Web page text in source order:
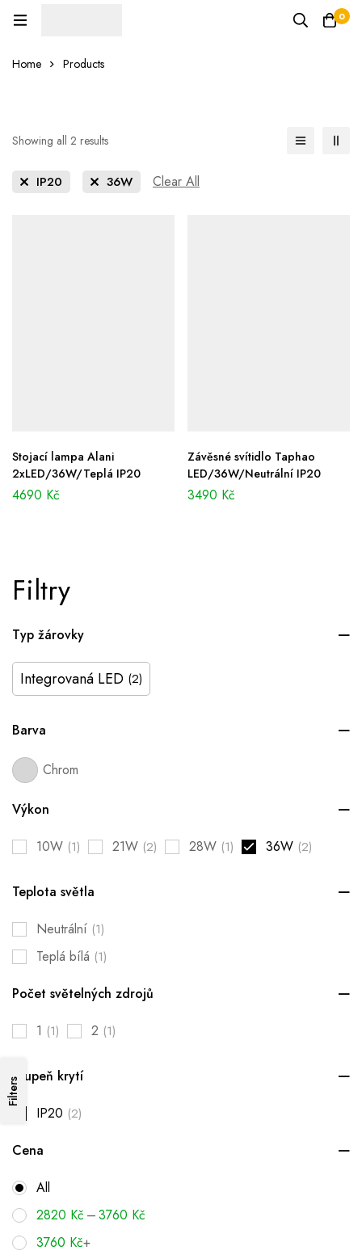
0
Home Products
Filtry
Typ žárovky
Integrovaná LED (2)
Barva
Chrom
Výkon
10W (1) 21W (2) 28W (1) 36W (2)
Teplota světla
Neutrální (1)
Teplá bílá (1)
Počet světelných zdrojů
1 (1) 2 (1)
Stupeň krytí
IP20 (2)
Cena
All
2820 Kč –3760 Kč
3760 Kč+
Filters
Showing all 2 results
IP20 36W Clear All
Stojací lampa Alani
2xLED/36W/Teplá IP20
4690 Kč
Závěsné svítidlo Taphao
LED/36W/Neutrální IP20
3490 Kč